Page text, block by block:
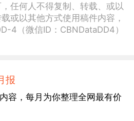
任何人不得复制、转载、或以
或以其他方式使用稿件内容，
4（微信ID：CBNDataDD4）
报
容，每月为你整理全网最有价